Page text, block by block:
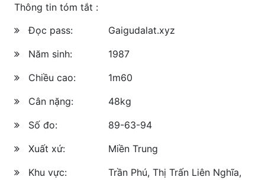
Thông tin tóm tắt :
Đọc pass:
Gaigudalat.xyz
Năm sinh:
1987
Chiều cao:
1m60
Cân nặng:
48kg
Số đo:
89-63-94
Xuất xứ:
Miền Trung
Khu vực:
Trần Phú, Thị Trấn Liên Nghĩa,